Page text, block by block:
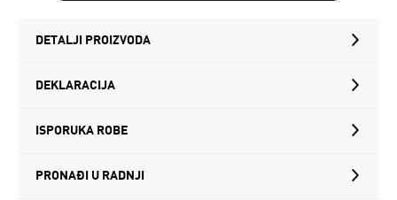
DETALJI PROIZVODA
DEKLARACIJA
ISPORUKA ROBE
PRONAĐI U RADNJI